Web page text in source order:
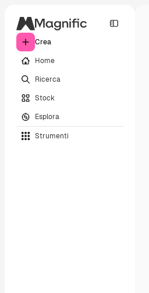
Crea
Home
Ricerca
Stock
Esplora
Strumenti